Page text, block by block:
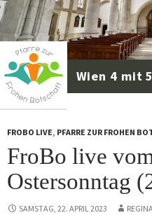
Zum
Inhalt
springen
Suchen
FROBO LIVE, PFARRE ZUR FROHEN
FroBo live
Ostersonntag
SAMSTAG, 22. APRIL 2023